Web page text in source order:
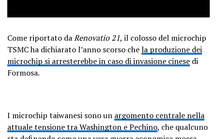
Come riportato daRenovatio 21, il colosso del microchip
TSMC ha dichiarato l’anno scorso chela produzione dei
microchip si arresterebbe in caso di invasione cinese di
Formosa.
I microchip taiwanesi sono un argomento centrale nella
attuale tensione tra Washington e Pechino, che qualcuno